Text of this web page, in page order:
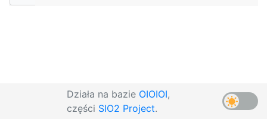
Działa na bazie OIOIOI,
części SIO2 Project.